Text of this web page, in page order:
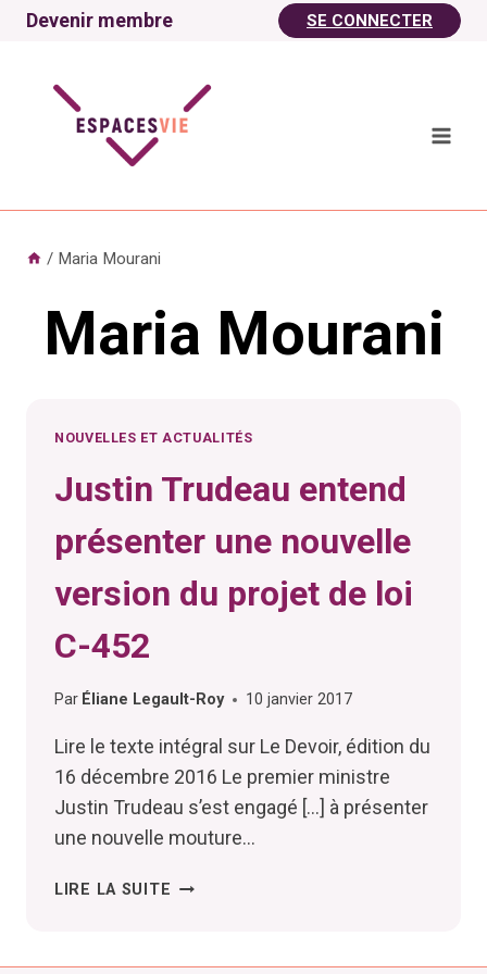
AllerDevenir membre SE CONNECTER
/ Maria Mourani
Maria Mourani
NOUVELLES ET ACTUALITÉS
Justin Trudeau entend
présenter une nouvelle
version du projet de loi
C-452
Par Éliane Legault-Roy 10 janvier 2017
Lire le texte intégral sur Le Devoir, édition du
16 décembre 2016 Le premier ministre
Justin Trudeau s’est engagé […] à présenter
une nouvelle mouture…
LIRE LA SUITE JUSTIN